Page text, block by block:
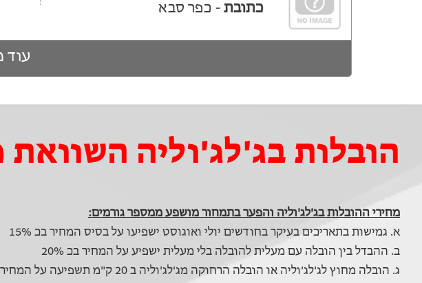
כתובת - כפר סבא
עוד
הובלות בג'לג'וליה השוואת
מחירי ההובלות בג'לג'וליה והפער בתמחור מושפע ממספר גורמים:
א. גמישות בתאריכים בעיקר בחודשים יולי ואוגוסט ישפיעו על בסיס המחיר בכ 15%
ב. ההבדל בין הובלה עם מעלית להובלה בלי מעלית ישפיע על המחיר בכ 20%
ג. הובלה מחוץ לג'לג'וליה או הובלה הרחוקה מג'לג'וליה ב 20 ק"מ תשפיעה על המחיר ב 10-20ש"ח לק"מ.